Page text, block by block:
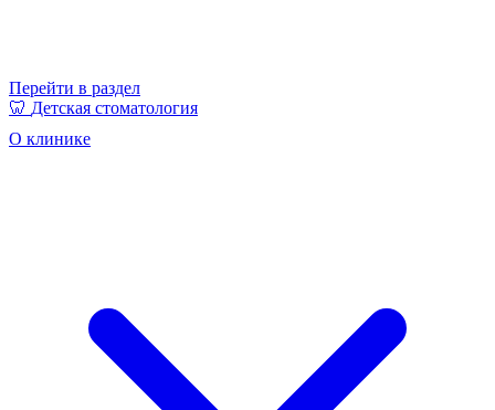
Перейти в раздел
🦷 Детская стоматология
О клинике